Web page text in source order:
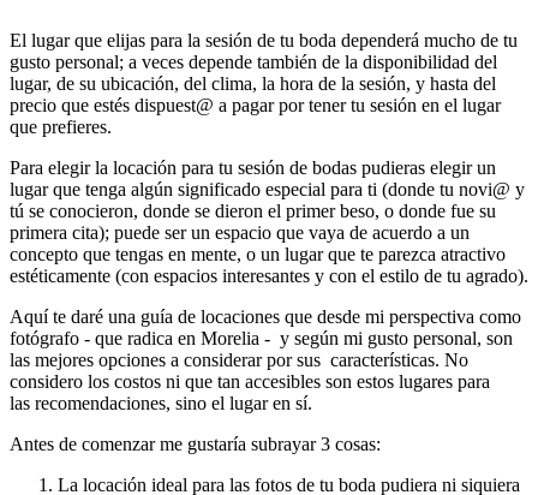
El lugar que elijas para la sesión de tu boda dependerá mucho de tu
gusto personal; a veces depende también de la disponibilidad del
lugar, de su ubicación, del clima, la hora de la sesión, y hasta del
precio que estés dispuest@ a pagar por tener tu sesión en el lugar
que prefieres.
Para elegir la locación para tu sesión de bodas pudieras elegir un
lugar que tenga algún significado especial para ti (donde tu novi@ y
tú se conocieron, donde se dieron el primer beso, o donde fue su
primera cita); puede ser un espacio que vaya de acuerdo a un
concepto que tengas en mente, o un lugar que te parezca atractivo
estéticamente (con espacios interesantes y con el estilo de tu agrado).
Aquí te daré una guía de locaciones que desde mi perspectiva como
fotógrafo - que radica en Morelia - y según mi gusto personal, son
las mejores opciones a considerar por sus características. No
considero los costos ni que tan accesibles son estos lugares para
las recomendaciones, sino el lugar en sí.
Antes de comenzar me gustaría subrayar 3 cosas:
La locación ideal para las fotos de tu boda pudiera ni siquiera